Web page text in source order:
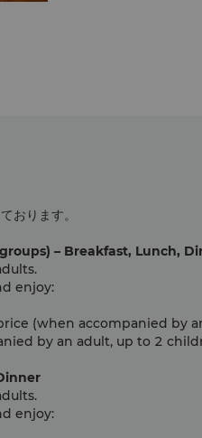
adult, up to 2
おります。
– Breakfast, Lunch,
enjoy:
(when accompanied by
by an adult, up to 2
enjoy: